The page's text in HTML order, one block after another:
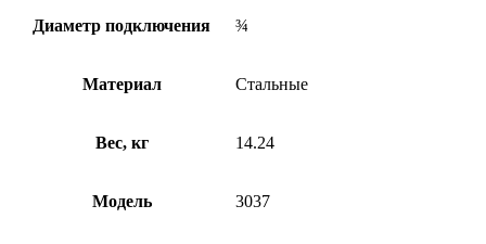
Диаметр подключения ¾
Материал Стальные
Вес, кг 14.24
Модель 3037